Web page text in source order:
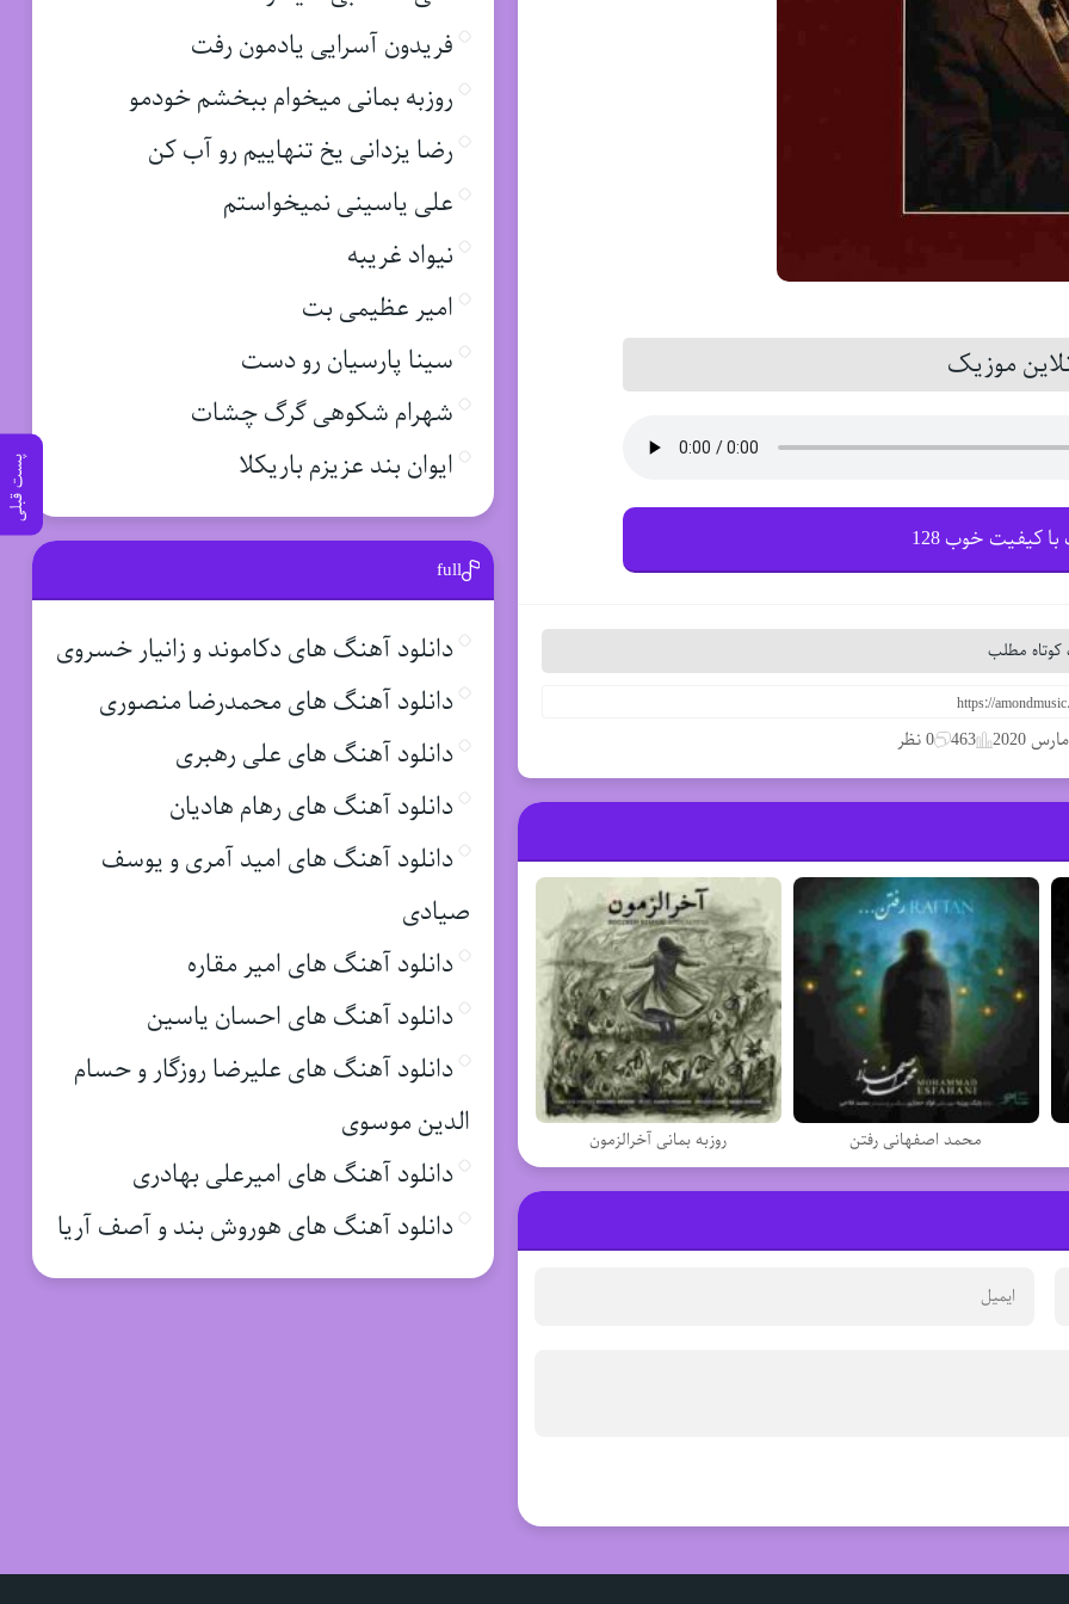
پست قبلی
موزیک
کیفیت خوب 128
مطلب
463 0 نظر
محمد اصفهانی رفتن روزبه بمانی آخرالزمون
فریدون آسرایی یادمون رفت
روزبه بمانی میخوام ببخشم خودمو
رضا یزدانی یخ تنهاییم رو آب کن
علی یاسینی نمیخواستم
نیواد غریبه
امیر عظیمی بت
سینا پارسیان رو دست
شهرام شکوهی گرگ چشات
ایوان بند عزیزم باریکلا
full
دانلود آهنگ های دکاموند و زانیار خسروی
دانلود آهنگ های محمدرضا منصوری
دانلود آهنگ های علی رهبری
دانلود آهنگ های رهام هادیان
دانلود آهنگ های امید آمری و یوسف
صیادی
دانلود آهنگ های امیر مقاره
دانلود آهنگ های احسان یاسین
دانلود آهنگ های علیرضا روزگار و حسام
الدین موسوی
دانلود آهنگ های امیرعلی بهادری
دانلود آهنگ های هوروش بند و آصف آریا